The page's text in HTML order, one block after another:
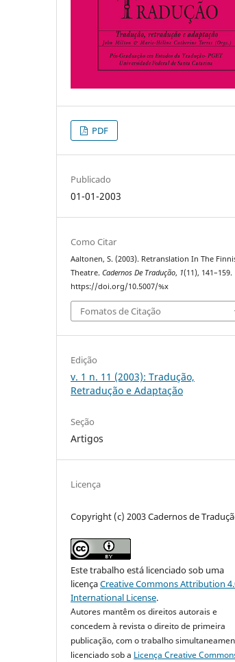
PDF
Publicado
01-01-2003
Como Citar
Aaltonen, S. (2003). Retranslation In The
Theatre.Cadernos De Tradução, 1(11), 141–159.
https://doi.org/10.5007/%x
Fomatos de Citação
Edição
v. 1 n. 11 (2003): Tradução,
Retradução e Adaptação
Seção
Artigos
Licença
Copyright (c) 2003 Cadernos de
Este trabalho está licenciado sob uma
licençaCreative Commons Attribution
International License.
Autores mantêm os direitos autorais e
concedem à revista o direito de primeira
publicação, com o trabalho
licenciado sob a Licença Creative